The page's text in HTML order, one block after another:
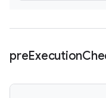
preExecution